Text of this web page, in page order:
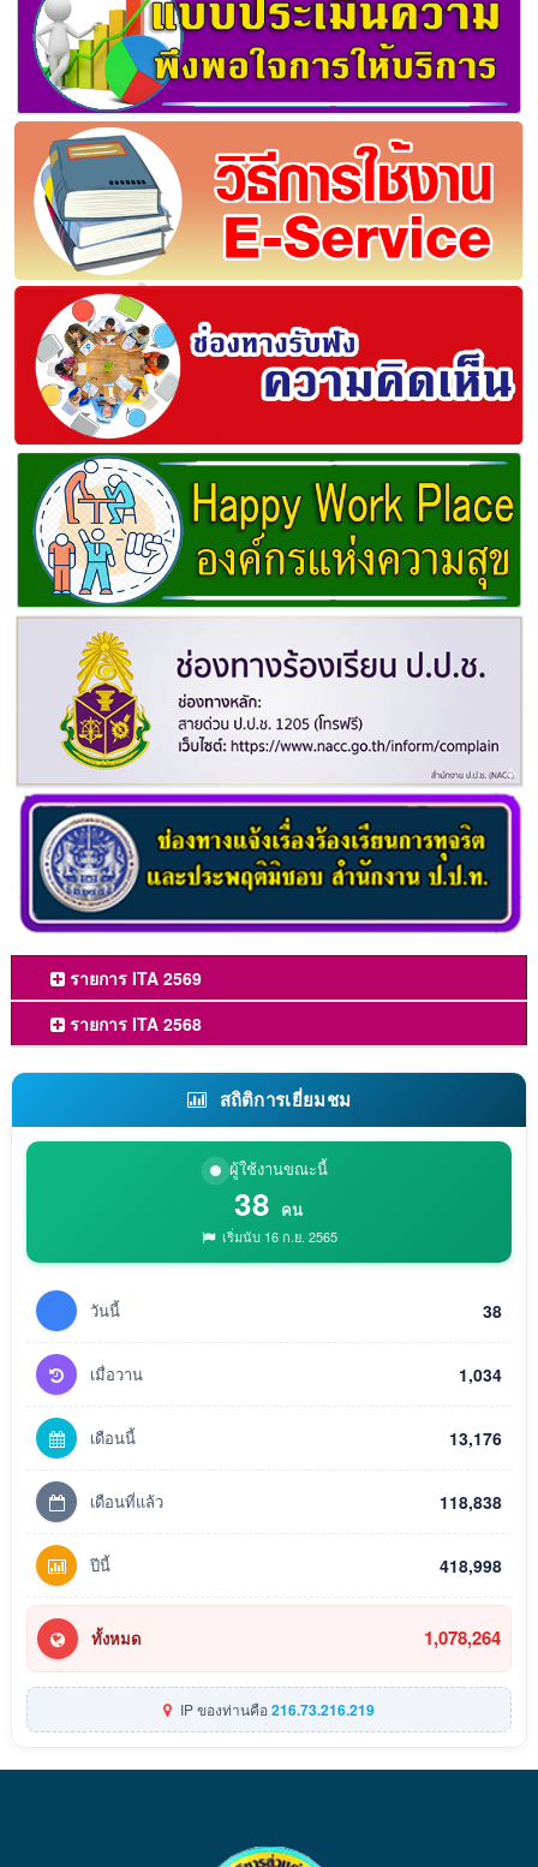
รายการ ITA 2569
รายการ ITA 2568
สถิติการเยี่ยมชม
ผู้ใช้งานขณะนี้
38 คน
เริ่มนับ 16 ก.ย. 2565
วันนี้ 38
เมื่อวาน 1,034
เดือนนี้ 13,176
เดือนที่แล้ว 118,838
ปีนี้ 418,998
ทั้งหมด 1,078,264
IP ของท่านคือ216.73.216.219